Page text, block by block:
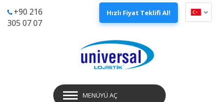
+90 216
305 07 07
Hızlı Fiyat Teklifi Al!
MENÜYÜ AÇ